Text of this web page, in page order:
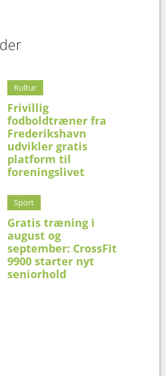
Kultur
Frivillig
fodboldtræner fra
Frederikshavn
udvikler gratis
platform til
foreningslivet
Sport
Gratis træning i
august og
september: CrossFit
9900 starter nyt
seniorhold